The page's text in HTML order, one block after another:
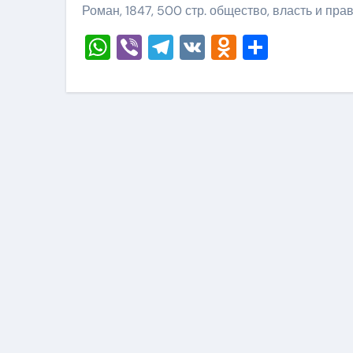
Роман, 1847, 500 стр. общество, власть и
WhatsApp
ViberTelegram
VK